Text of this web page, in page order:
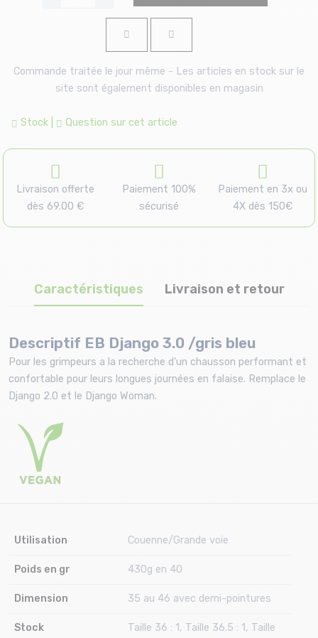
Commande traitée le jour même - Les articles en stock sur le
site sont également disponibles en magasin
Stock Question sur cet article
Livraison offerte
dès 69.00 €
Paiement 100%
sécurisé
Paiement en 3x ou
4X dès 150€
Caractéristiques Livraison et retour
Descriptif EB Django 3.0 /gris bleu
Pour les grimpeurs a la recherche d'un chausson performant et
confortable pour leurs longues journées en falaise. Remplace le
Django 2.0 et le Django Woman.
Utilisation Couenne/Grande voie
Poids en gr 430g en 40
Dimension 35 au 46 avec demi-pointures
Stock
Taille 36 : 1, Taille 36.5 : 1, Taille